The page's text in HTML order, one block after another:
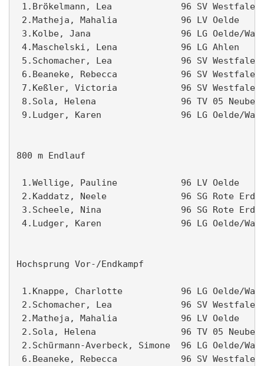
1.Brökelmann, Lea             96 SV
2.Matheja, Mahalia            96 LV
3.Kolbe, Jana                 96 LG Oelde/
4.Maschelski, Lena            96 LG
5.Schomacher, Lea             96 SV
6.Beaneke, Rebecca            96 SV
7.Keßler, Victoria            96 SV
8.Sola, Helena                96 TV 05
9.Ludger, Karen               96 LG Oelde/
800 m Endlauf
1.Wellige, Pauline            96 LV Oelde
2.Kaddatz, Neele              96 SG Rote
3.Scheele, Nina               96 SG Rote
4.Ludger, Karen               96 LG Oelde/
Hochsprung Vor-/Endkampf
1.Knappe, Charlotte           96 LG Oelde/
2.Schomacher, Lea             96 SV
2.Matheja, Mahalia            96 LV
2.Sola, Helena                96 TV 05
2.Schürmann-Averbeck, Simone  96 LG
6.Beaneke, Rebecca            96 SV